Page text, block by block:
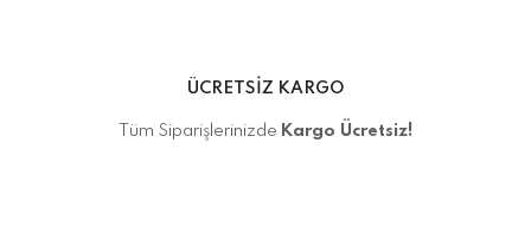
ÜCRETSİZ KARGO
Tüm Siparişlerinizde Kargo Ücretsiz!